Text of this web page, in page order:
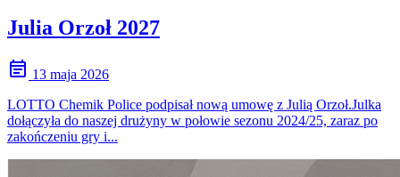
Julia Orzoł 2027
event_note 13 maja 2026
LOTTO Chemik Police podpisał nową umowę z Julią Orzoł.Julka
dołączyła do naszej drużyny w połowie sezonu 2024/25, zaraz po
zakończeniu gry i...